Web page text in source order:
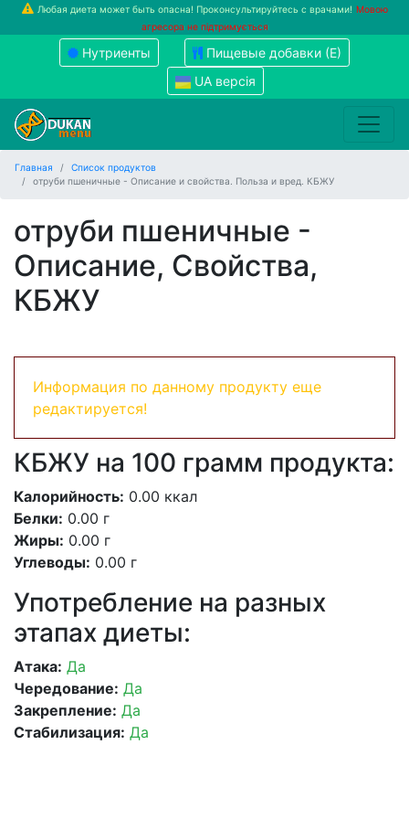
Любая диета может быть опасна! Проконсультируйтесь с врачами! Мовою
агресора не підтримується
Нутриенты
Пищевые добавки (Е)
UA версія
Главная
Список продуктов
отруби пшеничные - Описание и свойства. Польза и вред. КБЖУ
отруби пшеничные -
Описание, Свойства,
КБЖУ
Информация по данному продукту еще
редактируется!
КБЖУ на 100 грамм продукта:
Калорийность: 0.00 ккал
Белки: 0.00 г
Жиры: 0.00 г
Углеводы: 0.00 г
Употребление на разных
этапах диеты:
Атака: Да
Чередование: Да
Закрепление: Да
Стабилизация: Да